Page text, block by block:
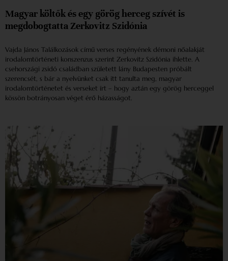
Magyar költők és egy görög herceg szívét is
megdobogtatta Zerkovitz Szidónia
Vajda János Találkozások című verses regényének démoni nőalakját
irodalomtörténeti konszenzus szerint Zerkovitz Szidónia ihlette. A
csehországi zsidó családban született lány Budapesten próbált
szerencsét, s bár a nyelvünket csak itt tanulta meg, magyar
irodalomtörténetet és verseket írt – hogy aztán egy görög herceggel
kössön botrányosan véget érő házasságot.